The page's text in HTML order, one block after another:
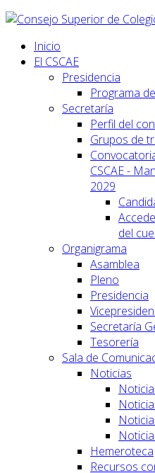
Inicio
El CSCAE
Presidencia
Programa
Secretaría
Perfil del
Grupos de
CSCAE -
2029
del
Organigrama
Asamblea
Pleno
Presidencia
Secretaría
Tesorería
Sala de
Noticias
Hemeroteca
Recursos